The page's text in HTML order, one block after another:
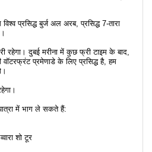
प्रसिद्ध बुर्ज अल अरब, प्रसिद्ध 7-तारा
रहेगा। दुबई मरीना में कुछ फ्री टाइम के बाद,
प्रमेणाडे के लिए प्रसिद्ध है, हम
में भाग ले सकते हैं:
शो टूर